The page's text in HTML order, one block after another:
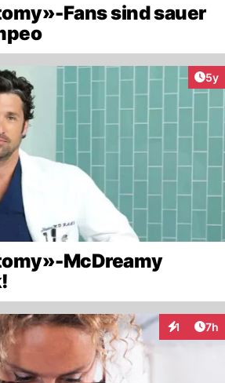
Fans sind sauer
5y
McDreamy
1 7h